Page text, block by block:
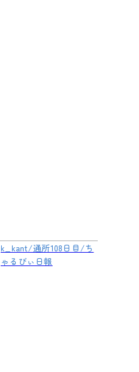
k_kant/通所108日目/ち
ゃるびぃ日報